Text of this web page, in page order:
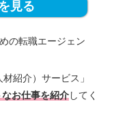
見る
の転職エージェン
紹介）サービス」
お仕事を紹介してく